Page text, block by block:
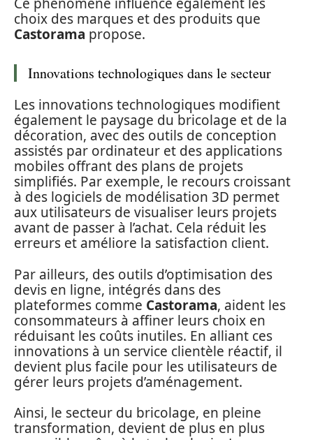
choix des marques et des produits que
Castorama propose.
Innovations technologiques dans le secteur
Les innovations technologiques modifient
également le paysage du bricolage et de la
décoration, avec des outils de conception
assistés par ordinateur et des applications
mobiles offrant des plans de projets
simplifiés. Par exemple, le recours croissant
à des logiciels de modélisation 3D permet
aux utilisateurs de visualiser leurs projets
avant de passer à l’achat. Cela réduit les
erreurs et améliore la satisfaction client.
Par ailleurs, des outils d’optimisation des
devis en ligne, intégrés dans des
plateformes comme Castorama, aident les
consommateurs à affiner leurs choix en
réduisant les coûts inutiles. En alliant ces
innovations à un service clientèle réactif, il
devient plus facile pour les utilisateurs de
gérer leurs projets d’aménagement.
Ainsi, le secteur du bricolage, en pleine
transformation, devient de plus en plus